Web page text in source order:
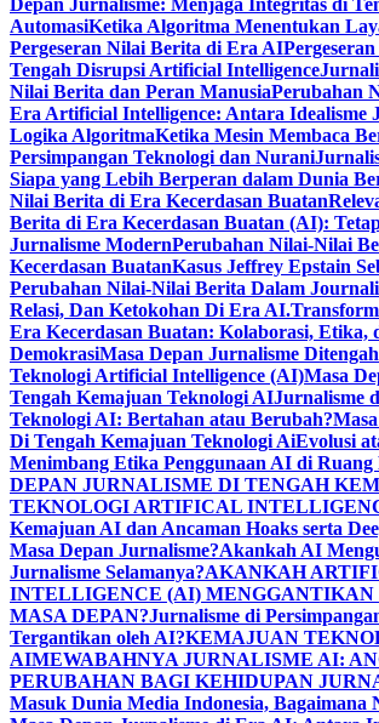
Depan Jurnalisme: Menjaga Integritas di
AutomasiKetika Algoritma Menentukan
Pergeseran Nilai Berita di Era AI
Tengah Disrupsi Artificial Intelligence
Nilai Berita dan Peran ManusiaPerubahan
Era Artificial Intelligence: Antara Idealisme
Logika AlgoritmaKetika Mesin Membaca
Persimpangan Teknologi dan Nurani
Siapa yang Lebih Berperan dalam Dunia
Nilai Berita di Era Kecerdasan Buatan
Berita di Era Kecerdasan Buatan (AI):
Jurnalisme ModernPerubahan Nilai-Nilai
Kecerdasan BuatanKasus Jeffrey Epstain
Perubahan Nilai-Nilai Berita Dalam
Relasi, Dan Ketokohan Di Era AI.
Era Kecerdasan Buatan: Kolaborasi, Etika,
DemokrasiMasa Depan Jurnalisme
Teknologi Artificial Intelligence (AI)Masa
Tengah Kemajuan Teknologi AIJurnalisme
Teknologi AI: Bertahan atau Berubah?
Di Tengah Kemajuan Teknologi AiEvolusi
Menimbang Etika Penggunaan AI di Ruang
DEPAN JURNALISME DI TENGAH
TEKNOLOGI ARTIFICAL
Kemajuan AI dan Ancaman Hoaks serta
Masa Depan Jurnalisme?Akankah AI
Jurnalisme Selamanya?AKANKAH
INTELLIGENCE (AI) MENGGANTIKAN
MASA DEPAN?Jurnalisme di
Tergantikan oleh AI?KEMAJUAN
AIMEWABAHNYA JURNALISME AI:
PERUBAHAN BAGI KEHIDUPAN
Masuk Dunia Media Indonesia, Bagaimana